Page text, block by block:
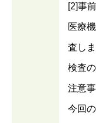
[2]事
医療
査しま
検査
注意
今回